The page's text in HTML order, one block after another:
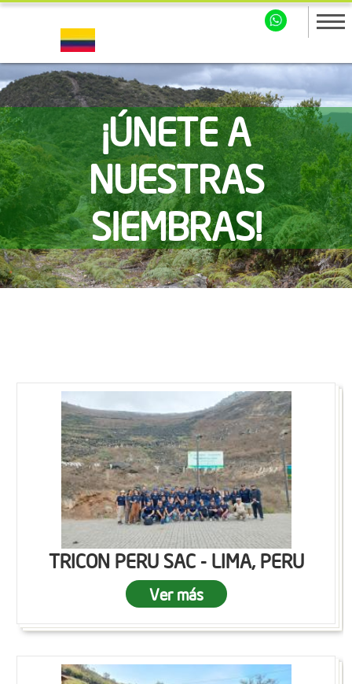
¡ÚNETE A
NUESTRAS
SIEMBRAS!
TRICON PERU SAC - LIMA, PERU
Ver más